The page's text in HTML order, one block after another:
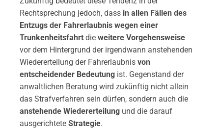
Rechtsprechung jedoch, dass in allen Fällen des
Entzugs der Fahrerlaubnis wegen einer
Trunkenheitsfahrt die weitere Vorgehensweise
vor dem Hintergrund der irgendwann anstehenden
Wiedererteilung der Fahrerlaubnis von
entscheidender Bedeutung ist. Gegenstand der
anwaltlichen Beratung wird zukünftig nicht allein
das Strafverfahren sein dürfen, sondern auch die
anstehende Wiedererteilung und die darauf
ausgerichtete Strategie.